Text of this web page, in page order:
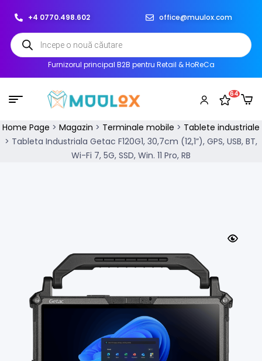
+4 0770.498.602 office@muulox.com
Furnizorul principal B2B pentru Retail & HoReCa
64
Home Page > Magazin > Terminale mobile > Tablete industriale
> Tableta Industriala Getac F120G1, 30,7cm (12,1”), GPS, USB, BT,
Wi-Fi 7, 5G, SSD, Win. 11 Pro, RB